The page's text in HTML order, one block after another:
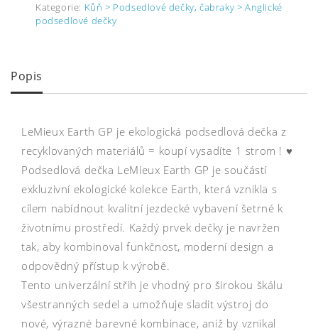
Kategorie: Kůň > Podsedlové dečky, čabraky > Anglické
podsedlové dečky
Popis
LeMieux Earth GP je ekologická podsedlová dečka z
recyklovaných materiálů = koupí vysadíte 1 strom ! ♥
Podsedlová dečka LeMieux Earth GP je součástí
exkluzivní ekologické kolekce Earth, která vznikla s
cílem nabídnout kvalitní jezdecké vybavení šetrné k
životnímu prostředí. Každý prvek dečky je navržen
tak, aby kombinoval funkčnost, moderní design a
odpovědný přístup k výrobě.
Tento univerzální střih je vhodný pro širokou škálu
všestranných sedel a umožňuje sladit výstroj do
nové, výrazné barevné kombinace, aniž by vznikal